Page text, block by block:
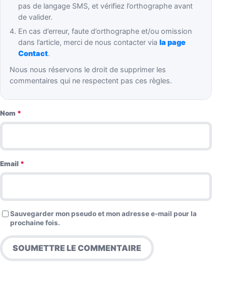
pas de langage SMS, et vérifiez l’orthographe avant
de valider.
En cas d’erreur, faute d’orthographe et/ou omission
dans l’article, merci de nous contacter viala page
Contact.
Nous nous réservons le droit de supprimer les
commentaires qui ne respectent pas ces règles.
Nom *
Email *
Sauvegarder mon pseudo et mon adresse e-mail pour la
prochaine fois.